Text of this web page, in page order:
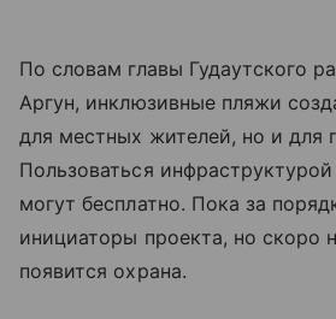
По словам главы Гудаутского
Аргун, инклюзивные пляжи
для местных жителей, но и для
Пользоваться
могут бесплатно. Пока за
инициаторы проекта, но скоро
появится охрана.